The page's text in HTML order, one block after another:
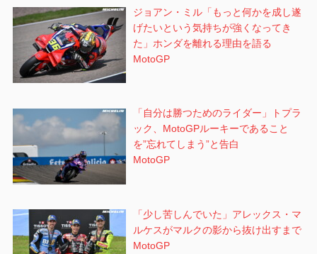
ジョアン・ミル「もっと何かを成し遂
げたいという気持ちが強くなってき
た」ホンダを離れる理由を語る
MotoGP
「自分は勝つためのライダー」トプラ
ック、MotoGPルーキーであること
を”忘れてしまう”と告白
MotoGP
「少し苦しんでいた」アレックス・マ
ルケスがマルクの影から抜け出すまで
MotoGP